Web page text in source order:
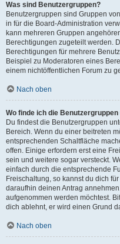
Was sind Benutzergruppen?
Benutzergruppen sind Gruppen
in für die Board-Administration
kann mehreren Gruppen
Berechtigungen zugeteilt werden.
Berechtigungen für mehrere
Beispiel zu Moderatoren eines
einem nichtöffentlichen Forum zu
Nach oben
Wo finde ich die
Du findest die Benutzergruppen
Bereich. Wenn du einer beitreten
entsprechenden Schaltfläche
offen. Einige erfordern erst eine
sein und weitere sogar versteckt.
einfach durch die entsprechende
Freischaltung, so kannst du dich
daraufhin deinen Antrag
aufgenommen werden möchtest.
dich ablehnt, er wird einen Grund
Nach oben